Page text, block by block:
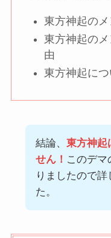
東方神起の
東方神起の
由
東方神起につ
結論、 東方神起
せん！ このデマ
りましたので
た。